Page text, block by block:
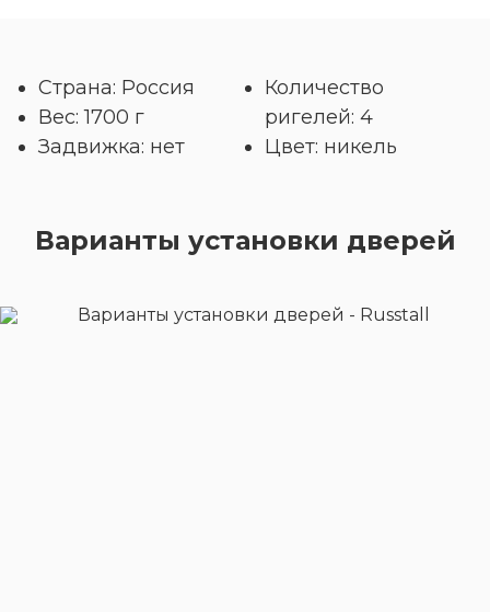
Страна: Россия
Вес: 1700 г
Задвижка: нет
Количество
ригелей: 4
Цвет: никель
Варианты установки дверей